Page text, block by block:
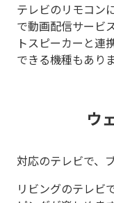
テレビのリモコン
で動画配信サービ
トスピーカーと連
できる機種もありま
ウ
対応のテレビで、
リビングのテレビ